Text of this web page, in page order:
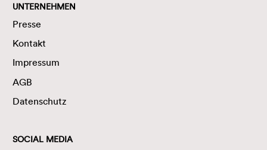
UNTERNEHMEN
Presse
Kontakt
Impressum
AGB
Datenschutz
SOCIAL MEDIA